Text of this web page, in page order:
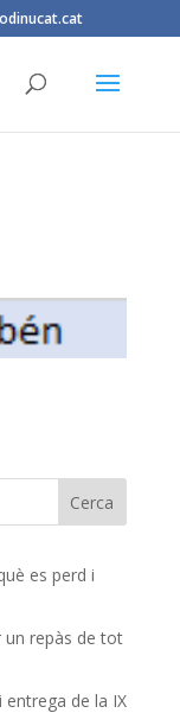
es perd i
un repàs de tot
de la IX